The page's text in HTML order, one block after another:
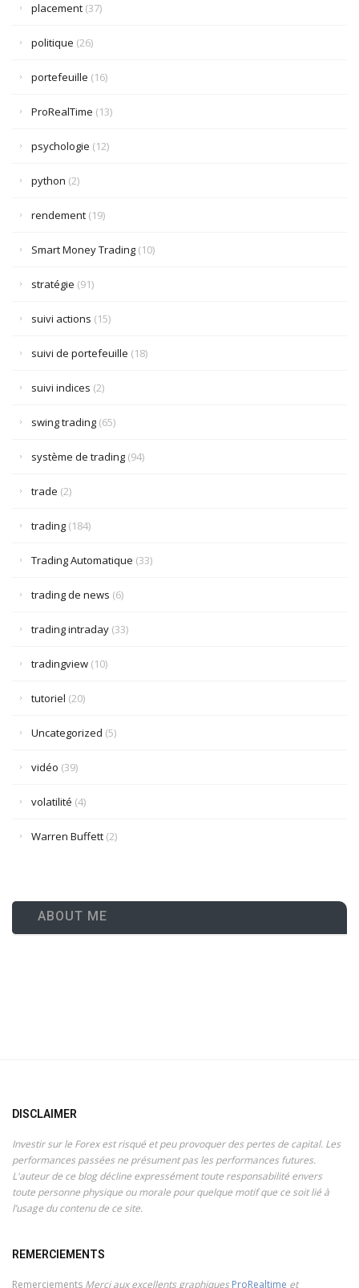
placement (37)
politique (26)
portefeuille (16)
ProRealTime (13)
psychologie (12)
python (2)
rendement (19)
Smart Money Trading (10)
stratégie (91)
suivi actions (15)
suivi de portefeuille (18)
suivi indices (2)
swing trading (65)
système de trading (94)
trade (2)
trading (184)
Trading Automatique (33)
trading de news (6)
trading intraday (33)
tradingview (10)
tutoriel (20)
Uncategorized (5)
vidéo (39)
volatilité (4)
Warren Buffett (2)
ABOUT ME
DISCLAIMER
Investir sur le Forex est risqué et peu provoquer des pertes de capital. Les
performances passées ne présument pas les performances futures.
L'auteur de ce blog décline expressément toute responsabilité envers
toute personne physique ou morale pour quelque motif que ce soit lié à
l’usage du contenu de ce site.
REMERCIEMENTS
Remerciements Merci aux excellents graphiques ProRealtime et